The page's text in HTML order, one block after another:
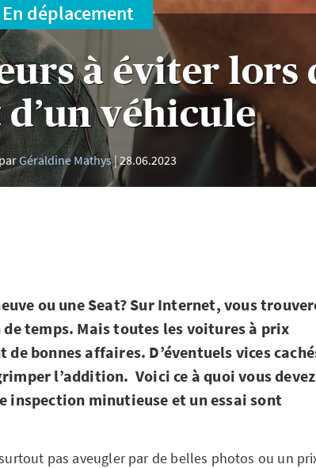
En déplacement
à éviter lors
d’un véhicule
Géraldine Mathys 28.06.2023
ou une Seat? Sur Internet, vous
temps. Mais toutes les voitures à prix
bonnes affaires. D’éventuels vices
l’addition. Voici ce à quoi vous devez
minutieuse et un essai sont
pas aveugler par de belles photos ou un